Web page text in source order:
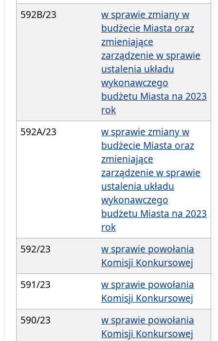
592B/23
w sprawie zmiany w
budżecie Miasta oraz
zmieniające
zarządzenie w sprawie
ustalenia układu
wykonawczego
budżetu Miasta na 2023
rok
592A/23
w sprawie zmiany w
budżecie Miasta oraz
zmieniające
zarządzenie w sprawie
ustalenia układu
wykonawczego
budżetu Miasta na 2023
rok
592/23
w sprawie powołania
Komisji Konkursowej
591/23
w sprawie powołania
Komisji Konkursowej
590/23
w sprawie powołania
Komisji Konkursowej